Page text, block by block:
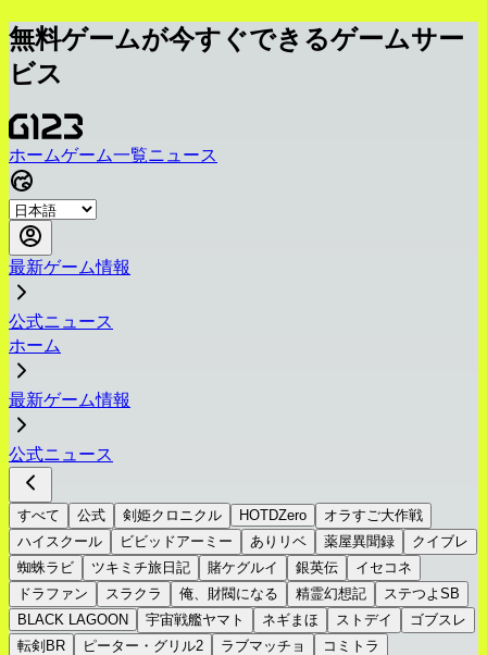
無料ゲームが今すぐできるゲームサー
ビス
ホームゲーム一覧ニュース
最新ゲーム情報
公式ニュース
ホーム
最新ゲーム情報
公式ニュース
すべて 公式 剣姫クロニクル HOTDZero
オラすご大作戦
ハイスクール
ビビッドアーミー ありリベ 薬屋異聞録
クイブレ
蜘蛛ラビ
ツキミチ旅日記 賭ケグルイ 銀英伝
イセコネ
ドラファン
スラクラ 俺、財閥になる 精霊幻想記
ステつよSB
BLACK LAGOON
宇宙戦艦ヤマト ネギまほ ストデイ
ゴブスレ
転剣BR
ピーター・グリル2 ラブマッチョ
コミトラ